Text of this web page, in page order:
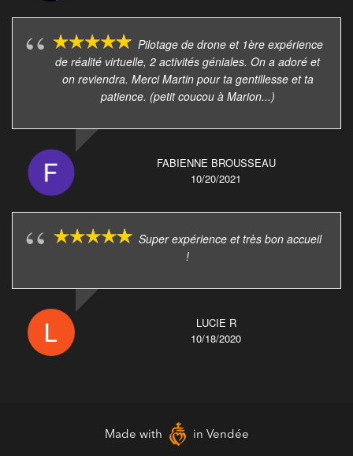
Pilotage de drone et 1ère expérience
de réalité virtuelle, 2 activités géniales. On a adoré et
on reviendra. Merci Martin pour ta gentillesse et ta
patience. (petit coucou à Marion...)
FABIENNE BROUSSEAU
10/20/2021
Super expérience et très bon accueil
!
LUCIE R
10/18/2020
Made with in Vendée